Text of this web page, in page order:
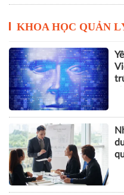
KHOA HỌC QUẢN